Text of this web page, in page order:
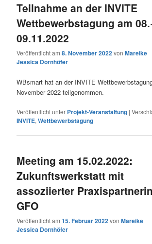
Teilnahme an der INVITE
Wettbewerbstagung am
09.11.2022
Veröffentlicht am8. November 2022vonMareike
Jessica Dornhöfer
WBsmart hat an der INVITE
November 2022 teilgenommen.
Veröffentlicht unter Projekt-Veranstaltung |
INVITE,Wettbewerbstagung
Meeting am 15.02.2022:
Zukunftswerkstatt mit
assoziierter Praxispartnerin
GFO
Veröffentlicht am15. Februar 2022vonMareike
Jessica Dornhöfer